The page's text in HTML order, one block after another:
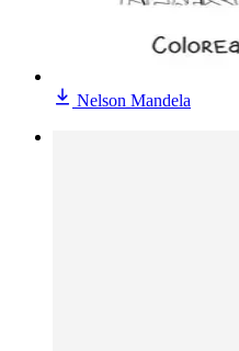
Nelson Mandela